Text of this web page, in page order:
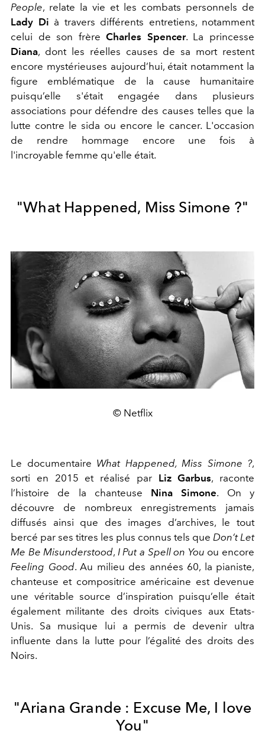
People, relate la vie et les combats personnels de
Lady Di à travers différents entretiens, notamment
celui de son frèreCharles Spencer. La princesse
Diana, dont les réelles causes de sa mort restent
encore mystérieuses aujourd’hui, était notamment la
figure emblématique de la cause humanitaire
puisqu’elle s'était engagée dans plusieurs
associations pour défendre des causes telles que la
lutte contre le sida ou encore le cancer. L'occasion
de rendre hommage encore une fois à
l'incroyable femme qu'elle était.
"What Happened, Miss Simone ?"
© Netflix
Le documentaire What Happened, Miss Simone ?,
sorti en 2015 et réalisé par Liz Garbus, raconte
l’histoire de la chanteuse Nina Simone. On y
découvre de nombreux enregistrements jamais
diffusés ainsi que des images d’archives, le tout
bercé par ses titres les plus connus tels que Don’t Let
Me Be Misunderstood, I Put a Spell on You ou encore
Feeling Good. Au milieu des années 60, la pianiste,
chanteuse et compositrice américaine est devenue
une véritable source d’inspiration puisqu’elle était
également militante des droits civiques aux Etats-
Unis. Sa musique lui a permis de devenir ultra
influente dans la lutte pour l’égalité des droits des
Noirs.
"Ariana Grande : Excuse Me, I love
You"